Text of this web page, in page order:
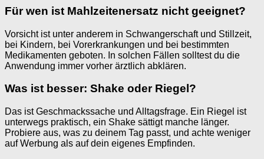
Für wen ist Mahlzeitenersatz nicht geeignet?
Vorsicht ist unter anderem in Schwangerschaft und Stillzeit,
bei Kindern, bei Vorerkrankungen und bei bestimmten
Medikamenten geboten. In solchen Fällen solltest du die
Anwendung immer vorher ärztlich abklären.
Was ist besser: Shake oder Riegel?
Das ist Geschmackssache und Alltagsfrage. Ein Riegel ist
unterwegs praktisch, ein Shake sättigt manche länger.
Probiere aus, was zu deinem Tag passt, und achte weniger
auf Werbung als auf dein eigenes Empfinden.